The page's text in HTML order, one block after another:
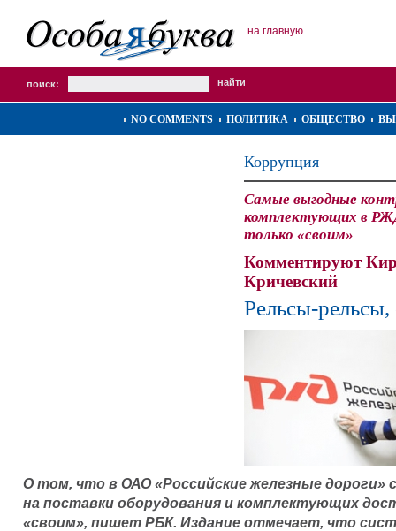
на главную
поиск:
NO COMMENTS ПОЛИТИКА ОБЩЕСТВО
Коррупция
Самые выгодные
комплектующих в
только «своим»
Комментируют
Кричевский
Рельсы-рельсы,
О том, что в ОАО «Российские железные
на поставки оборудования и комплектующих
«своим», пишет РБК. Издание отмечает, что